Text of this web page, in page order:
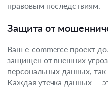
правовым последствиям.
Защита от
Ваш e-commerce проект
защищен от внешних
персональных данных,
Каждая утечка данных —